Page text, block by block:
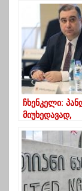
ჩხენკელი:
მიუხედავად,
მოხერხდა